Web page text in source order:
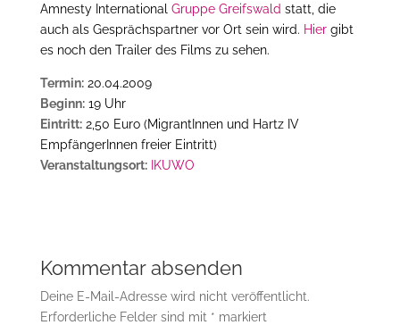
Amnesty International Gruppe Greifswald statt, die
auch als Gesprächspartner vor Ort sein wird. Hiergibt
es noch den Trailer des Films zu sehen.
Termin:20.04.2009
Beginn:19 Uhr
Eintritt:2,50 Euro (MigrantInnen und Hartz IV
EmpfängerInnen freier Eintritt)
Veranstaltungsort: IKUWO
Kommentar absenden
Deine E-Mail-Adresse wird nicht veröffentlicht.
Erforderliche Felder sind mit * markiert